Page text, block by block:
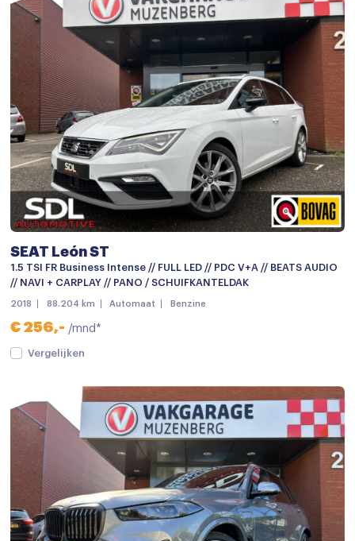
SEAT León ST
1.5 TSI FR Business Intense // FULL LED // PDC V+A // BEATS AUDIO
// NAVI + CARPLAY // PANO / SCHUIFKANTELDAK
2018 88.204 km Automaat Benzine
€ 256,- /mnd*
Vergelijken